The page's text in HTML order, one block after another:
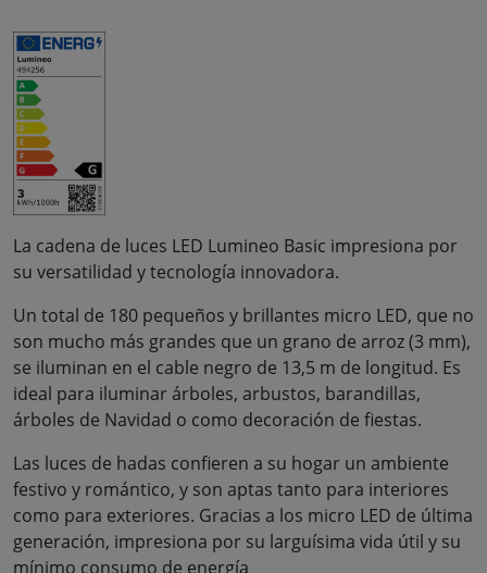
La cadena de luces LED Lumineo Basic impresiona por
su versatilidad y tecnología innovadora.
Un total de 180 pequeños y brillantes micro LED, que no
son mucho más grandes que un grano de arroz (3 mm),
se iluminan en el cable negro de 13,5 m de longitud. Es
ideal para iluminar árboles, arbustos, barandillas,
árboles de Navidad o como decoración de fiestas.
Las luces de hadas confieren a su hogar un ambiente
festivo y romántico, y son aptas tanto para interiores
como para exteriores. Gracias a los micro LED de última
generación, impresiona por su larguísima vida útil y su
mínimo consumo de energía